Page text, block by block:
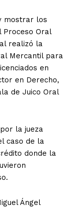
mostrar los
Proceso Oral
realizó la
Mercantil para
en
en Derecho,
de Juico Oral
la jueza
caso de la
donde la
Ángel